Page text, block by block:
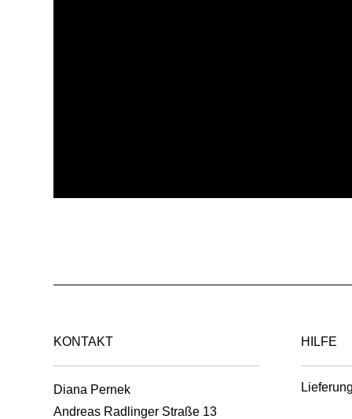
KONTAKT
Diana Pernek
Andreas Radlinger Straße 13
HILFE